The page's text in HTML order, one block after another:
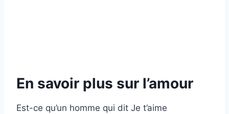
En savoir plus sur l’amour
Est-ce qu’un homme qui dit Je t’aime